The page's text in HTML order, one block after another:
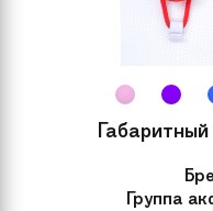
Группа